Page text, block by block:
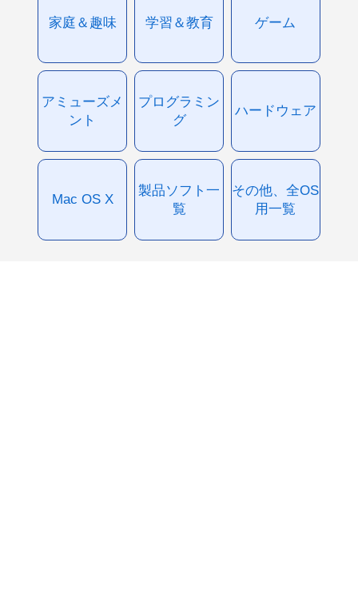
家庭＆趣味 学習＆教育 ゲーム
アミューズメ
ント
プログラミン
グ
ハードウェア
Mac OS X
製品ソフト一
覧
その他、全OS
用一覧